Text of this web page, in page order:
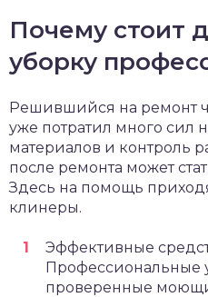
Почему стоит
уборку
Решившийся на ремонт
уже потратил много сил
материалов и контроль
после ремонта может
Здесь на помощь
клинеры.
Эффективные
Профессиональные
проверенные